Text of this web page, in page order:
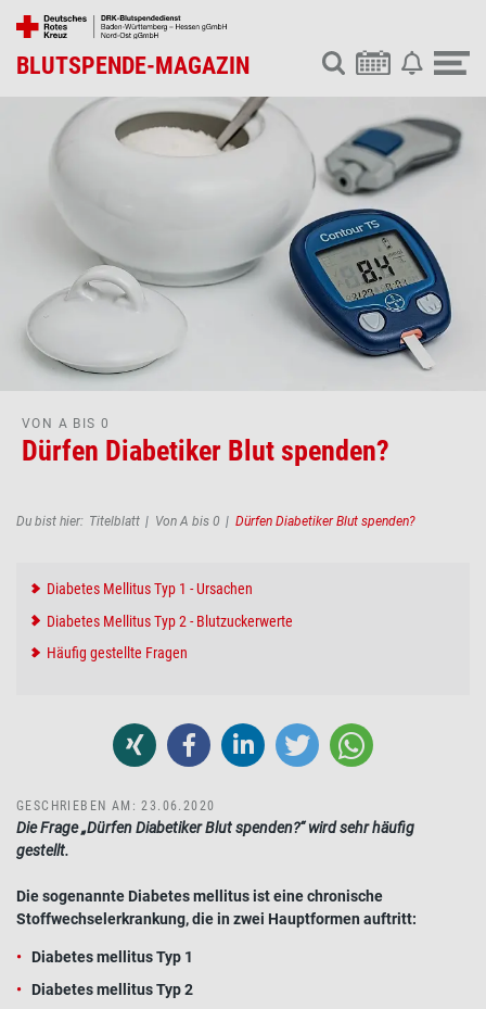
BLUTSPENDE-MAGAZIN
VON A BIS 0
Dürfen Diabetiker Blut spenden?
Pfadnavigation
Du bist hier: Titelblatt Von A bis 0 Dürfen Diabetiker Blut spenden?
GESCHRIEBEN AM: 23.06.2020
Die Frage „Dürfen Diabetiker Blut spenden?“ wird sehr häufig
gestellt.
Die sogenannte Diabetes mellitus ist eine chronische
Stoffwechselerkrankung, die in zwei Hauptformen auftritt:
Diabetes mellitus Typ 1
Diabetes mellitus Typ 2
Diabetes Mellitus Typ 1 - Ursachen
Diabetes Mellitus Typ 2 - Blutzuckerwerte
Häufig gestellte Fragen